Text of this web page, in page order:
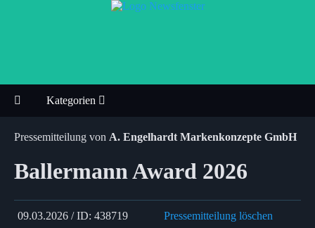
Kategorien
Pressemitteilung von A. Engelhardt Markenkonzepte GmbH
Ballermann Award 2026
09.03.2026 / ID: 438719
Pressemitteilung löschen